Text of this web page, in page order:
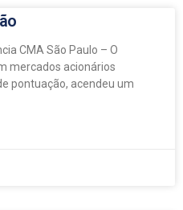
CMA São Paulo – O
mercados acionários
pontuação, acendeu um